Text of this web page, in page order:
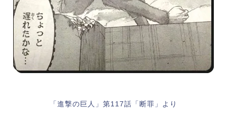
「進撃の巨人」第117話「断罪」より